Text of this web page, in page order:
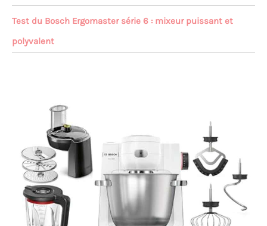
Test du Bosch Ergomaster série 6 : mixeur puissant et
polyvalent